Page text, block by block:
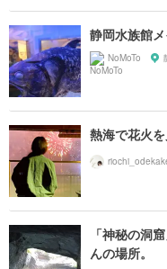
静岡水族館
NoMoTo
熱海で花火
「神秘の洞
んの場所。